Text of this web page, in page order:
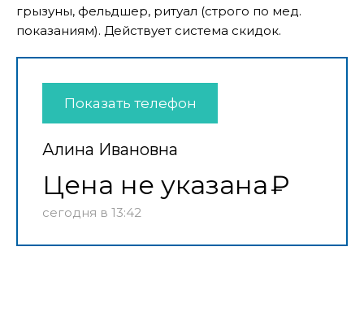
грызуны, фельдшер, ритуал (строго по мед.
показаниям). Действует система скидок.
Показать телефон
Алина Ивановна
Цена не указана
сегодня в 13:42